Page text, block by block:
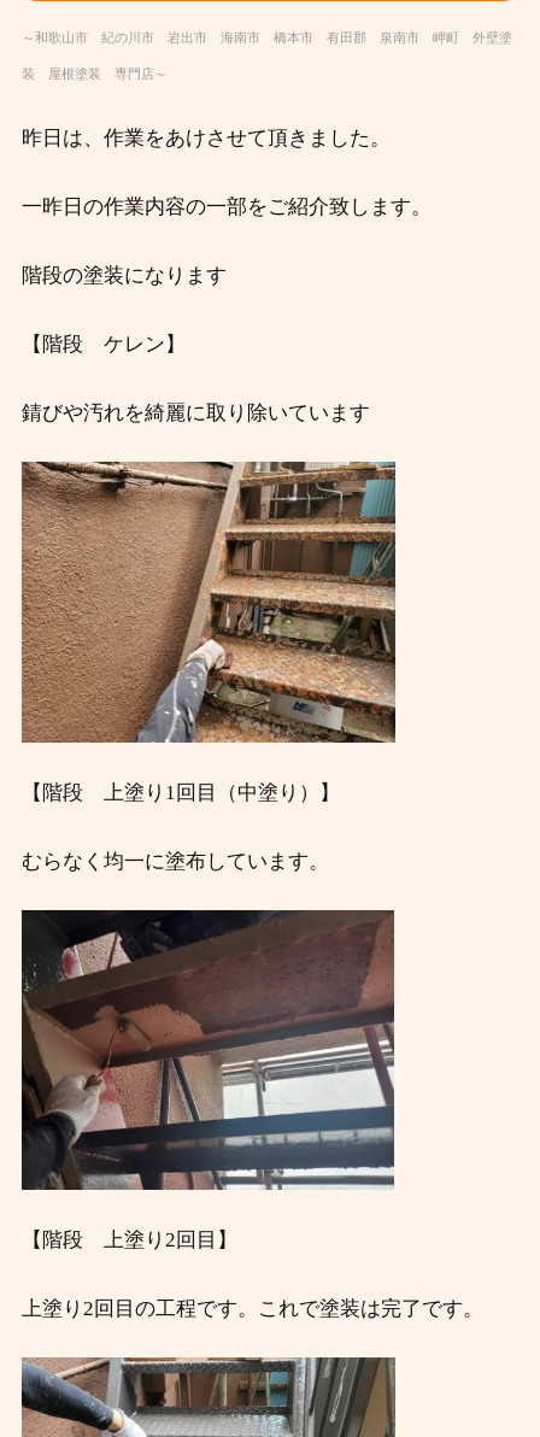
～和歌山市 紀の川市 岩出市 海南市 橋本市 有田郡 泉南市 岬町 外壁塗
装 屋根塗装 専門店～
昨日は、作業をあけさせて頂きました。
一昨日の作業内容の一部をご紹介致します。
階段の塗装になります
【階段 ケレン】
錆びや汚れを綺麗に取り除いています
【階段 上塗り1回目（中塗り）】
むらなく均一に塗布しています。
【階段 上塗り2回目】
上塗り2回目の工程です。これで塗装は完了です。